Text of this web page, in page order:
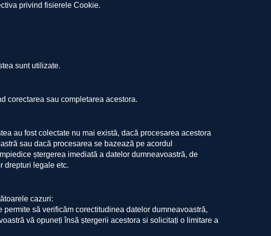
privind fisierele Cookie.
sunt utilizate.
corectarea sau completarea acestora.
au fost colectate nu mai există, dacă procesarea acestora
sau dacă procesarea se bazează pe acordul
ștergerea imediată a datelor dumneavoastră, de
drepturi legale etc.
cazuri:
să verificăm corectitudinea datelor dumneavoastră,
vă opuneți însă ștergerii acestora si solicitați o limitare a